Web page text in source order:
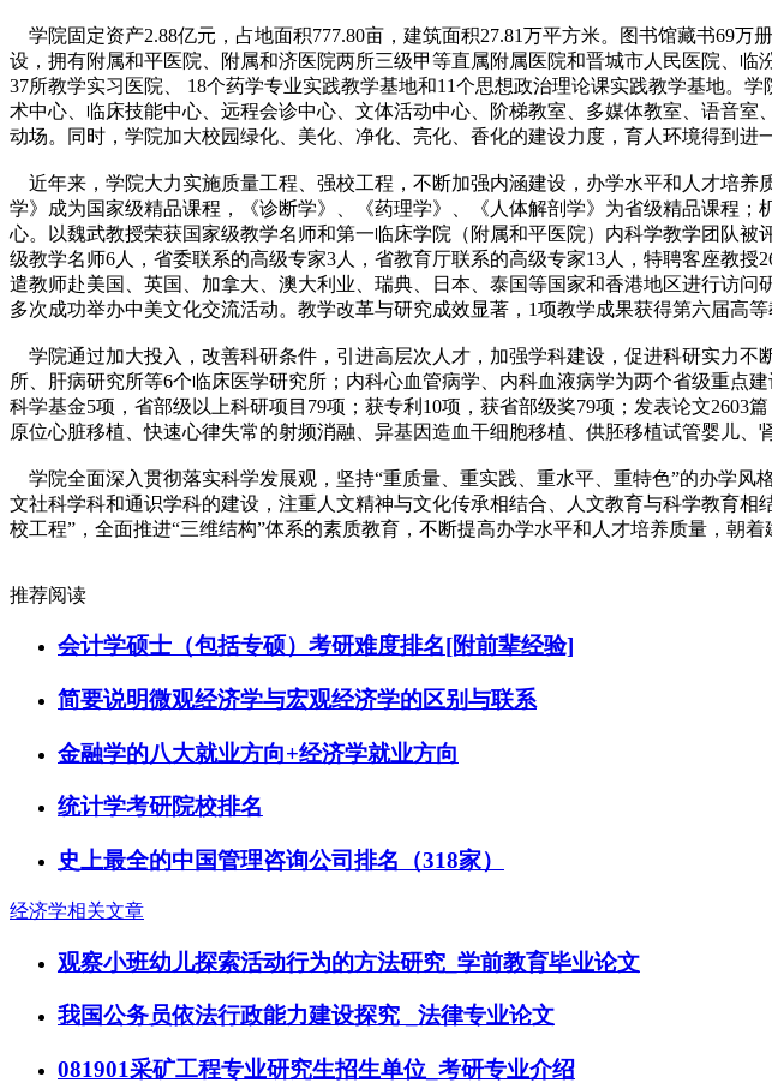
学院固定资产2.88亿元，占地面积777.80亩，建筑面积27.81万平方米。图书馆藏书69
设，拥有附属和平医院、附属和济医院两所三级甲等直属附属医院和晋城市人民医院、
37所教学实习医院、 18个药学专业实践教学基地和11个思想政治理论课实践教学基地。
术中心、临床技能中心、远程会诊中心、文体活动中心、阶梯教室、多媒体教室、语音
动场。同时，学院加大校园绿化、美化、净化、亮化、香化的建设力度，育人环境得到
近年来，学院大力实施质量工程、强校工程，不断加强内涵建设，办学水平和人才培
学》成为国家级精品课程，《诊断学》、《药理学》、《人体解剖学》为省级精品课程
心。以魏武教授荣获国家级教学名师和第一临床学院（附属和平医院）内科学教学团队
级教学名师6人，省委联系的高级专家3人，省教育厅联系的高级专家13人，特聘客座教
遣教师赴美国、英国、加拿大、澳大利业、瑞典、日本、泰国等国家和香港地区进行访
多次成功举办中美文化交流活动。教学改革与研究成效显著，1项教学成果获得第六届高
学院通过加大投入，改善科研条件，引进高层次人才，加强学科建设，促进科研实力
所、肝病研究所等6个临床医学研究所；内科心血管病学、内科血液病学为两个省级重点
科学基金5项，省部级以上科研项目79项；获专利10项，获省部级奖79项；发表论文2603
原位心脏移植、快速心律失常的射频消融、异基因造血干细胞移植、供胚移植试管婴儿
学院全面深入贯彻落实科学发展观，坚持“重质量、重实践、重水平、重特色”的办学
文社科学科和通识学科的建设，注重人文精神与文化传承相结合、人文教育与科学教育
校工程”，全面推进“三维结构”体系的素质教育，不断提高办学水平和人才培养质量，朝
推荐阅读
会计学硕士（包括专硕）考研难度排名[附前辈经验]
简要说明微观经济学与宏观经济学的区别与联系
金融学的八大就业方向+经济学就业方向
统计学考研院校排名
史上最全的中国管理咨询公司排名（318家）
经济学相关文章
观察小班幼儿探索活动行为的方法研究_学前教育毕业论文
我国公务员依法行政能力建设探究 _法律专业论文
081901采矿工程专业研究生招生单位_考研专业介绍